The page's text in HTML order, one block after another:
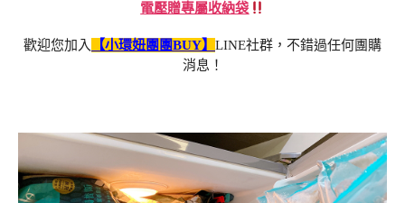
電壓贈專屬收納袋
歡迎您加入 【小環妞團團BUY】 LINE社群，不錯過任何團購
消息！